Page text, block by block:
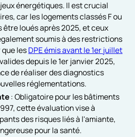
énergétiques. Il est crucial
car les logements classés F ou
être loués après 2025, et ceux
soumis à des restrictions
lesDPE émis avant le 1er juillet
depuis le 1er janvier 2025,
de réaliser des diagnostics
réglementations.
: Obligatoire pour les bâtiments
cette évaluation vise à
des risques liés à l'amiante,
pour la santé.